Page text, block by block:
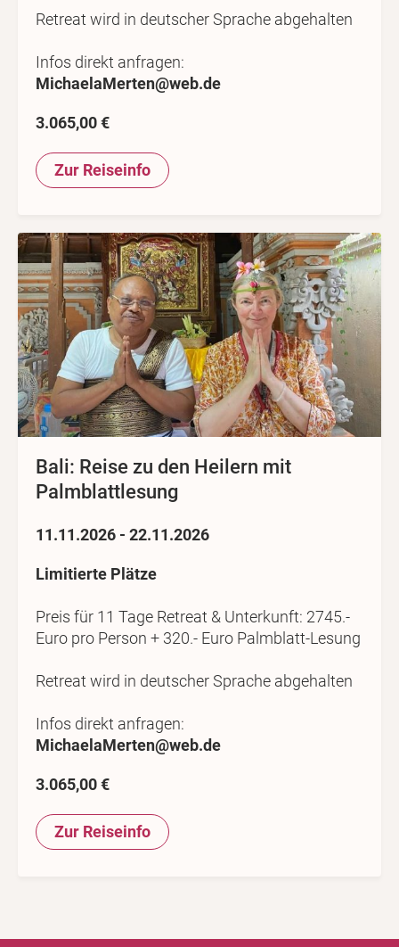
Retreat wird in deutscher Sprache abgehalten
Infos direkt anfragen:
MichaelaMerten@web.de
3.065,00 €
Zur Reiseinfo
Bali: Reise zu den Heilern mit
Palmblattlesung
11.11.2026 - 22.11.2026
Limitierte Plätze
Preis für 11 Tage Retreat & Unterkunft: 2745.-
Euro pro Person + 320.- Euro Palmblatt-Lesung
Retreat wird in deutscher Sprache abgehalten
Infos direkt anfragen:
MichaelaMerten@web.de
3.065,00 €
Zur Reiseinfo